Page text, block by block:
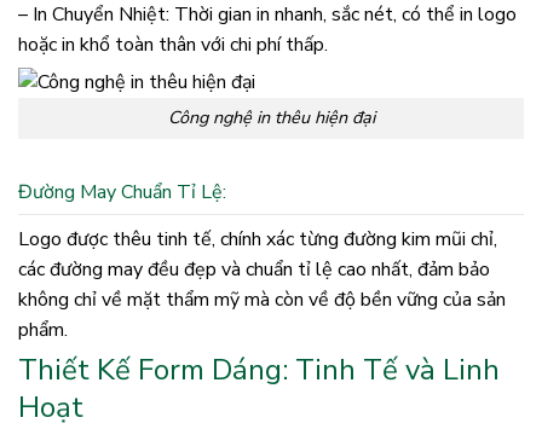
– In Chuyển Nhiệt: Thời gian in nhanh, sắc nét, có thể in logo
hoặc in khổ toàn thân với chi phí thấp.
Công nghệ in thêu hiện đại
Đường May Chuẩn Tỉ Lệ:
Logo được thêu tinh tế, chính xác từng đường kim mũi chỉ,
các đường may đều đẹp và chuẩn tỉ lệ cao nhất, đảm bảo
không chỉ về mặt thẩm mỹ mà còn về độ bền vững của sản
phẩm.
Thiết Kế Form Dáng: Tinh Tế và Linh
Hoạt